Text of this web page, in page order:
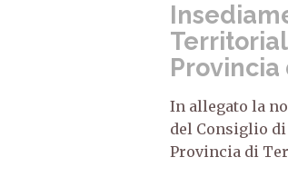
In allegato la
del Consiglio
Provincia di